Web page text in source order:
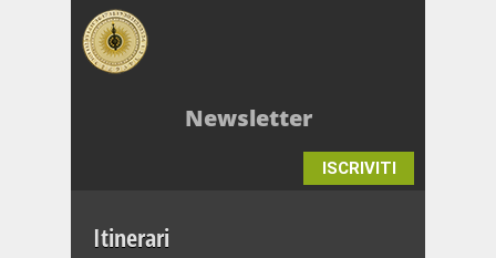
Newsletter
ISCRIVITI
Itinerari